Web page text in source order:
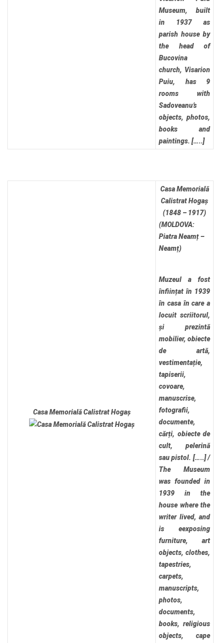
Museum, built
in 1937 as
parish house by
the head of
Bucovina
church, Visarion
Puiu, has 9
rooms with
Sadoveanu’s
objects, photos,
books and
paintings. […..]
Casa Memorială Calistrat Hogaș
Casa Memorială
Calistrat Hogaș
(1848 – 1917)
(MOLDOVA:
Piatra Neamț –
Neamț)
Muzeul a fost
înființat în 1939
în casa în care a
locuit scriitorul,
și prezintă
mobilier, obiecte
de artă,
vestimentație,
tapiserii,
covoare,
manuscrise,
fotografii,
documente,
cărți, obiecte de
cult, pelerină
sau pistol. […..]/
The Museum
was founded in
1939 in the
house where the
writer lived, and
is eexposing
furniture, art
objects, clothes,
tapestries,
carpets,
manuscripts,
photos,
documents,
books, religious
objects, cape